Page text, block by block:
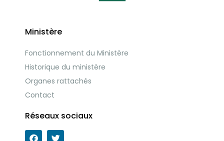
Ministère
Fonctionnement du Ministère
Historique du ministère
Organes rattachés
Contact
Réseaux sociaux